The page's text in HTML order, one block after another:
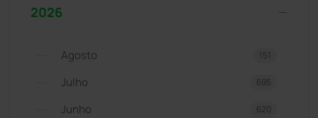
2026
Agosto 151
Julho 695
Junho 620